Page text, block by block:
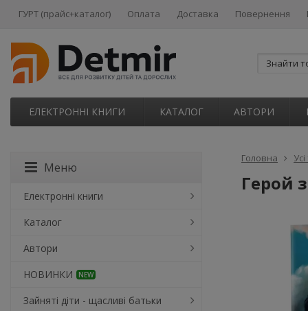
ГУРТ (прайс+каталог) Оплата Доставка Повернення
ЕЛЕКТРОННІ КНИГИ КАТАЛОГ АВТОРИ
Головна
Герой
Меню
Електронні книги
Каталог
Автори
НОВИНКИ
NEW
Зайняті діти - щасливі батьки